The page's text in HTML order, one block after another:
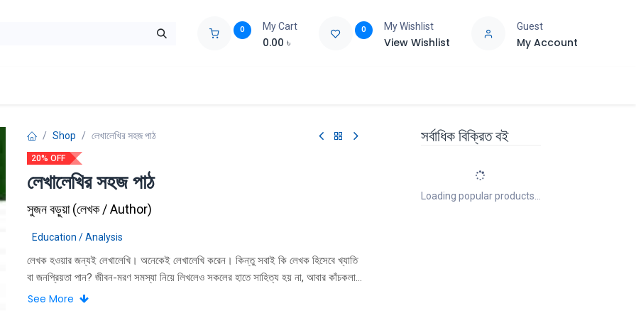
0 My Cart
0.00 ৳
0 My Wishlist
View Wishlist
Guest
My Account
Shop লেখালেখির সহজ পাঠ
20% OFF
লেখালেখির সহজ পাঠ
সুজন বড়ুয়া(লেখক / Author)
Education / Analysis
লেখক হওয়ার জন্যই লেখালেখি। অনেকেই লেখালেখি করেন। কিন্তু সবাই কি লেখক হিসেবে খ্যাতি
বা জনপ্রিয়তা পান? জীবন-মরণ সমস্যা নিয়ে লিখলেও সকলের হাতে সাহিত্য হয় না, আবার কাঁচকলা
কৈমাছ নিয়ে লিখলেও কারও কারও হাতে চারুকলা হয়ে ওঠে। এই হওয়া না হওয়া সম্পূর্ণ নির্ভর করে
See More
সর্বাধিক বিক্রিত বই
Loading popular products...